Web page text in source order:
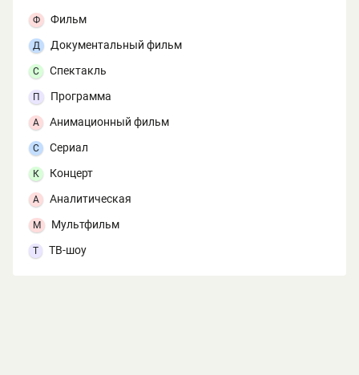
Ф Фильм
Д Документальный фильм
С Спектакль
П Программа
А Анимационный фильм
С Сериал
К Концерт
А Аналитическая
М Мультфильм
Т ТВ-шоу